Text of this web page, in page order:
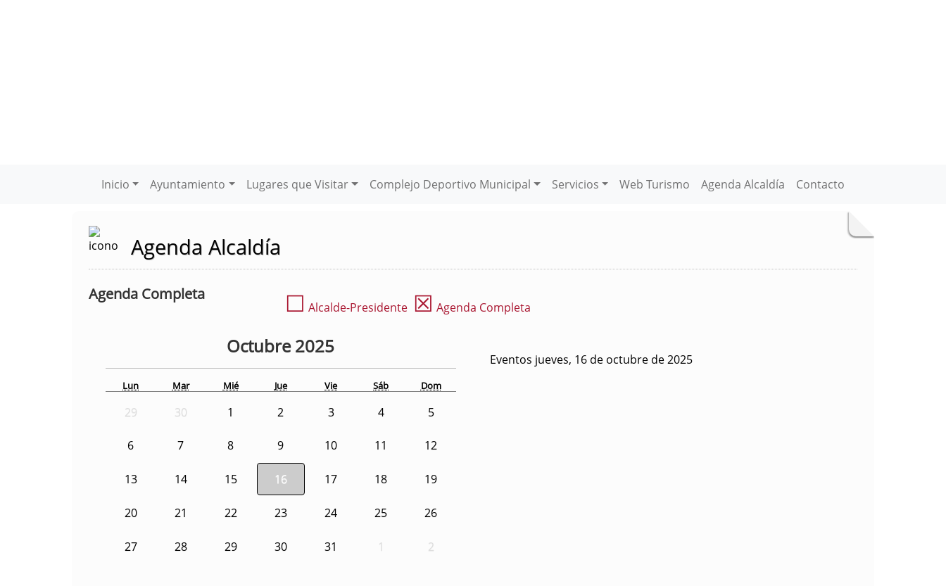
Inicio Ayuntamiento Lugares que Visitar Complejo Deportivo Municipal Servicios Web Turismo Agenda Alcaldía Contacto
Agenda Alcaldía
Agenda Completa ☐ Alcalde-Presidente ☒ Agenda Completa
Octubre2025
Lun Mar Mié Jue Vie Sáb Dom
29 30 1 2 3 4 5
6 7 8 9 10 11 12
13 14 15 16 17 18 19
20 21 22 23 24 25 26
27 28 29 30 31 1 2
Eventos jueves, 16 de octubre de 2025